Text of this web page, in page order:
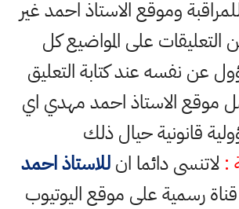
وموقع الاستاذ احمد غير
على المواضيع كل
نفسه عند كتابة التعليق
موقع الاستاذ احمد مهدي اي
قانونية حيال ذلك
: لاتنسى دائما انللاستاذ احمد
قناة رسمية على موقع اليوتيوب